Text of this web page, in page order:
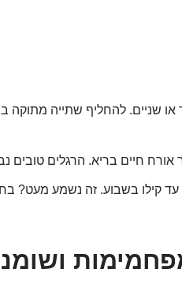
או שניים. להחליף שתייה מתוקה
חיים בריא. הרגלים טובים
קילו בשבוע. זה נשמע מעט?
לפחד מפחמימות